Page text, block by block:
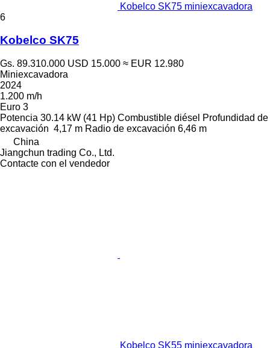
Kobelco SK75 miniexcavadora
6
Kobelco SK75
Gs. 89.310.000 USD 15.000 ≈ EUR 12.980
Miniexcavadora
2024
1.200 m/h
Euro 3
Potencia 30.14 kW (41 Hp) Combustible diésel Profundidad de
excavación 4,17 m Radio de excavación 6,46 m
China
Jiangchun trading Co., Ltd.
Contacte con el vendedor
Kobelco SK55 miniexcavadora